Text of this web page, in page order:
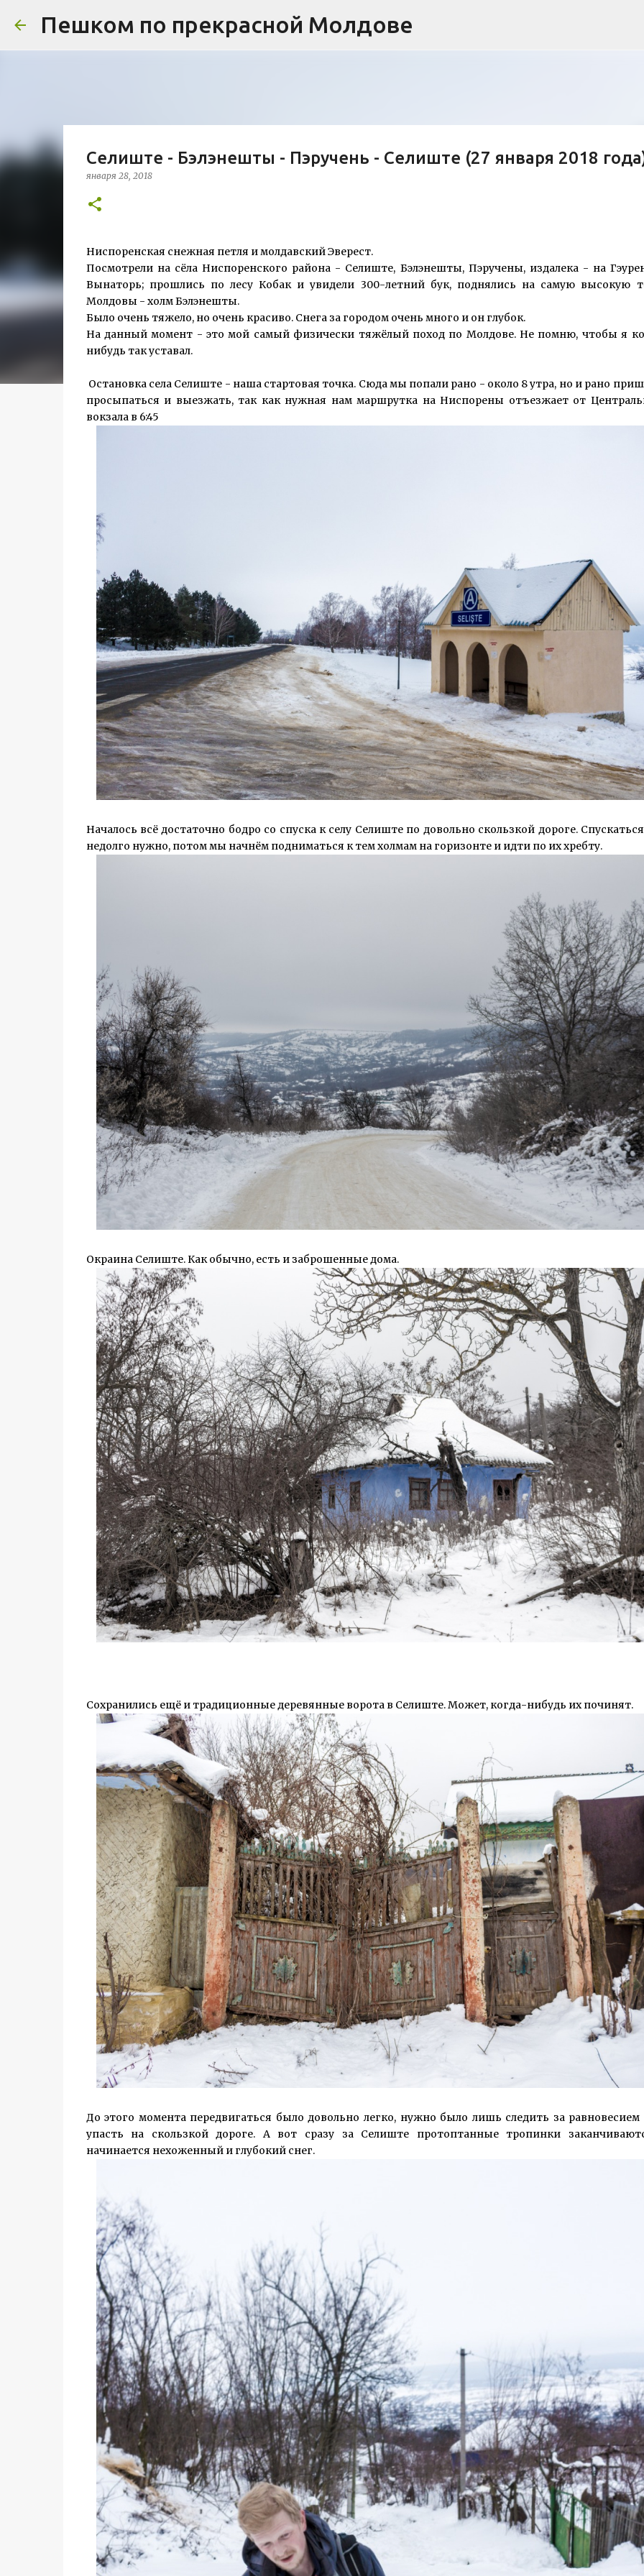
Пешком по прекрасной Молдове
Селиште - Бэлэнешты - Пэручень - Селиште (27 января 2018
января 28, 2018
Ниспоренская снежная петля и молдавский Эверест.
Посмотрели на сёла Ниспоренского района - Селиште, Бэлэнешты, Пэручены, издалека - на Гэуре
Вынаторь; прошлись по лесу Кобак и увидели 300-летний бук, поднялись на самую высокую
Молдовы - холм Бэлэнешты.
Было очень тяжело, но очень красиво. Снега за городом очень много и он глубок.
На данный момент - это мой самый физически тяжёлый поход по Молдове. Не помню, чтобы я
нибудь так уставал.
Остановка села Селиште - наша стартовая точка. Сюда мы попали рано - около 8 утра, но и рано
просыпаться и выезжать, так как нужная нам маршрутка на Ниспорены отъезжает от
вокзала в 6:45
Началось всё достаточно бодро со спуска к селу Селиште по довольно скользкой дороге.
недолго нужно, потом мы начнём подниматься к тем холмам на горизонте и идти по их хребту.
Окраина Селиште. Как обычно, есть и заброшенные дома.
Сохранились ещё и традиционные деревянные ворота в Селиште. Может, когда-нибудь их починят.
До этого момента передвигаться было довольно легко, нужно было лишь следить за
упасть на скользкой дороге. А вот сразу за Селиште протоптанные тропинки
начинается нехоженный и глубокий снег.